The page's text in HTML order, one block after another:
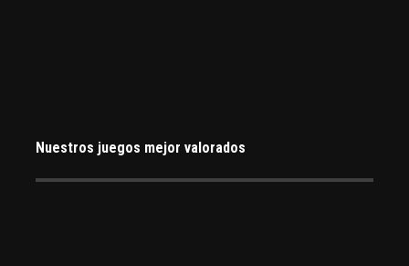
Nuestros juegos mejor valorados